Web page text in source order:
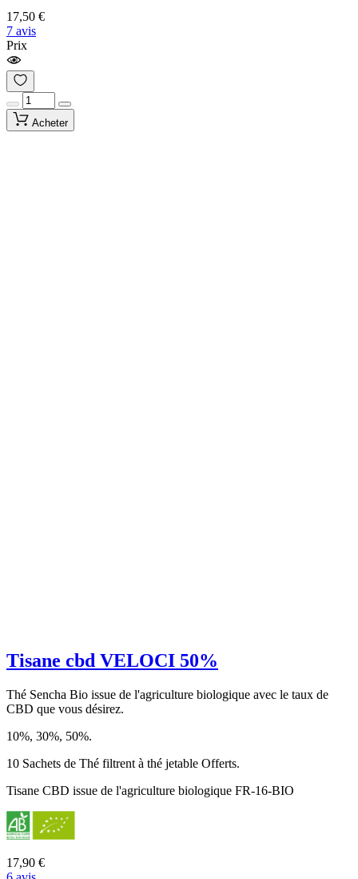
17,50 €
7 avis
Prix
Acheter
Tisane cbd VELOCI 50%
Thé Sencha Bio issue de l'agriculture biologique avec le taux de
CBD que vous désirez.
10%, 30%, 50%.
10 Sachets de Thé filtrent à thé jetable Offerts.
Tisane CBD issue de l'agriculture biologique FR-16-BIO
17,90 €